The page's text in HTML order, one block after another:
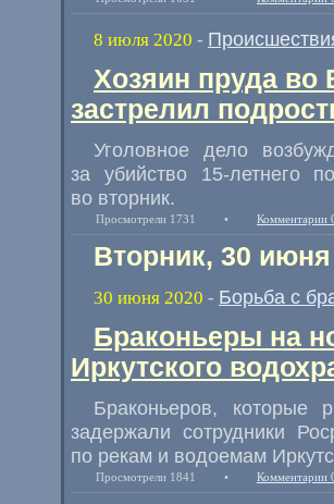
8 июля 2020 -
Хозяин пруда во
застрелил
Уголовное дело
за убийство 15-летнего
во вторник.
Просмотрели 1731 • Комментарии
Вторник, 30 июня
30 июня 2020 - Борьба с
Браконьеры на
Иркутского
Браконьеров,
которые
задержали сотрудники
по рекам и водоемам
Просмотрели 1841 • Комментарии